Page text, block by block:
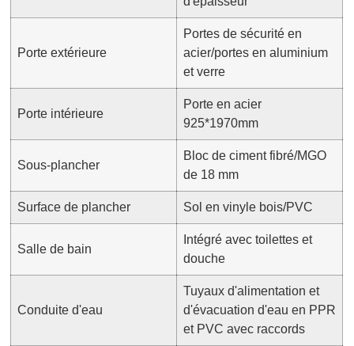
Porte extérieure
Portes de sécurité en
acier/portes en aluminium
et verre
Porte intérieure
Porte en acier
925*1970mm
Sous-plancher
Bloc de ciment fibré/MGO
de 18 mm
Surface de plancher Sol en vinyle bois/PVC
Salle de bain
Intégré avec toilettes et
douche
Conduite d'eau
Tuyaux d'alimentation et
d'évacuation d'eau en PPR
et PVC avec raccords